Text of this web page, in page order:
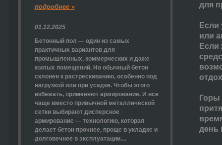
для
Если
или
Если
Горы
день
подробнее »
01.12.2025
Бетонный пол — один из самых
практичных вариантов для
промышленных, коммерческих и даже
жилых помещений. Но обычный бетон
склонен к растрескиванию, особенно под
нагрузкой или при усадке. Чтобы этого
избежать, применяют армирование. И всё
чаще вместо привычной металлической
сетки выбирают дисперсное
армирование — технологию, которая
делает бетон прочнее, проще в укладке и
долговечнее в эксплуатации....